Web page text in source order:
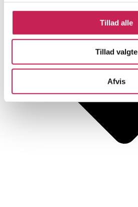
Tillad alle
Tillad valgte
Afvis